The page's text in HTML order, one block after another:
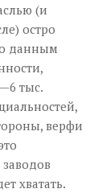
(и
остро
данным
тыс.
верфи
хватать.